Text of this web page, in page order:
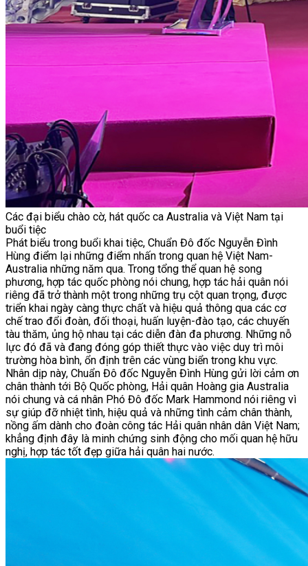
Các đại biểu chào cờ, hát quốc ca Australia và Việt Nam tại
buổi tiệc
Phát biểu trong buổi khai tiệc, Chuẩn Đô đốc Nguyễn Đình
Hùng điểm lại những điểm nhấn trong quan hệ Việt Nam-
Australia những năm qua. Trong tổng thể quan hệ song
phương, hợp tác quốc phòng nói chung, hợp tác hải quân nói
riêng đã trở thành một trong những trụ cột quan trọng, được
triển khai ngày càng thực chất và hiệu quả thông qua các cơ
chế trao đổi đoàn, đối thoại, huấn luyện-đào tạo, các chuyến
tàu thăm, ủng hộ nhau tại các diễn đàn đa phương. Những nỗ
lực đó đã và đang đóng góp thiết thực vào việc duy trì môi
trường hòa bình, ổn định trên các vùng biển trong khu vực.
Nhân dịp này, Chuẩn Đô đốc Nguyễn Đình Hùng gửi lời cảm ơn
chân thành tới Bộ Quốc phòng, Hải quân Hoàng gia Australia
nói chung và cá nhân Phó Đô đốc Mark Hammond nói riêng vì
sự giúp đỡ nhiệt tình, hiệu quả và những tình cảm chân thành,
nồng ấm dành cho đoàn công tác Hải quân nhân dân Việt Nam;
khẳng định đây là minh chứng sinh động cho mối quan hệ hữu
nghị, hợp tác tốt đẹp giữa hải quân hai nước.